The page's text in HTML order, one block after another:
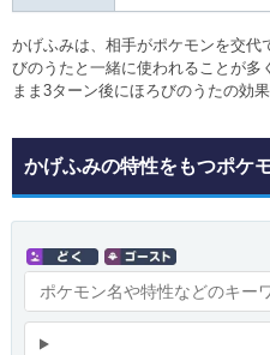
かげふみは、相手がポケモンを交代
びのうたと一緒に使われることが
まま3ターン後にほろびのうたの効果
かげふみの特性をもつポケ